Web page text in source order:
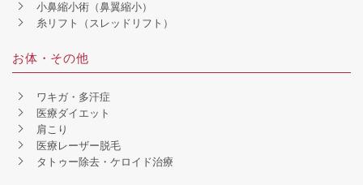
小鼻縮小術（鼻翼縮小）
糸リフト（スレッドリフト）
お体・その他
ワキガ・多汗症
医療ダイエット
肩こり
医療レーザー脱毛
タトゥー除去・ケロイド治療